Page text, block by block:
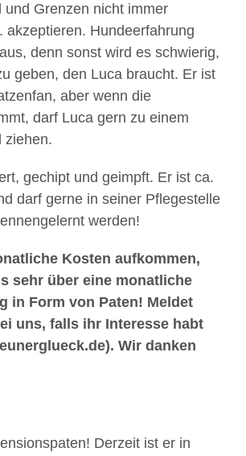
und Grenzen nicht immer
akzeptieren. Hundeerfahrung
denn sonst wird es schwierig,
geben, den Luca braucht. Er ist
aber wenn die
darf Luca gern zu einem
ziehen.
gechipt und geimpft. Er ist ca.
darf gerne in seiner Pflegestelle
werden!
Kosten aufkommen,
sehr über eine monatliche
in Form von Paten! Meldet
uns, falls ihr Interesse habt
Wir danken
Derzeit ist er in